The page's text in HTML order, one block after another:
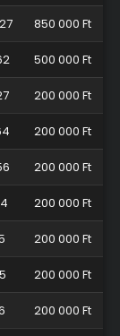
850 000 Ft
500 000 Ft
200 000 Ft
200 000 Ft
200 000 Ft
200 000 Ft
200 000 Ft
200 000 Ft
200 000 Ft